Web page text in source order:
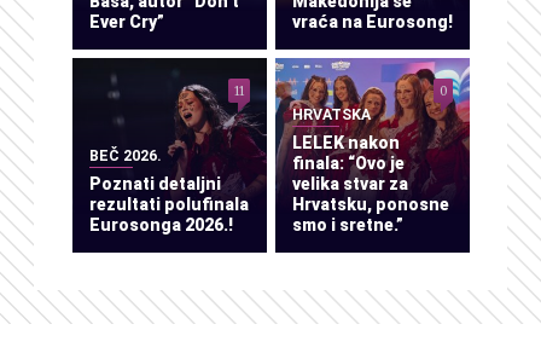
Ever Cry”
vraća na Eurosong!
BEČ 2026.
Poznati detaljni
rezultati polufinala
Eurosonga 2026.!
11
HRVATSKA
LELEK nakon
finala: “Ovo je
velika stvar za
Hrvatsku, ponosne
smo i sretne.”
0